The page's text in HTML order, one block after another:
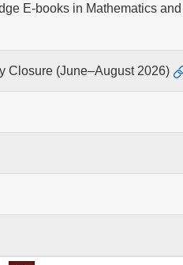
E-books in Mathematics
Closure (June–August 2026)